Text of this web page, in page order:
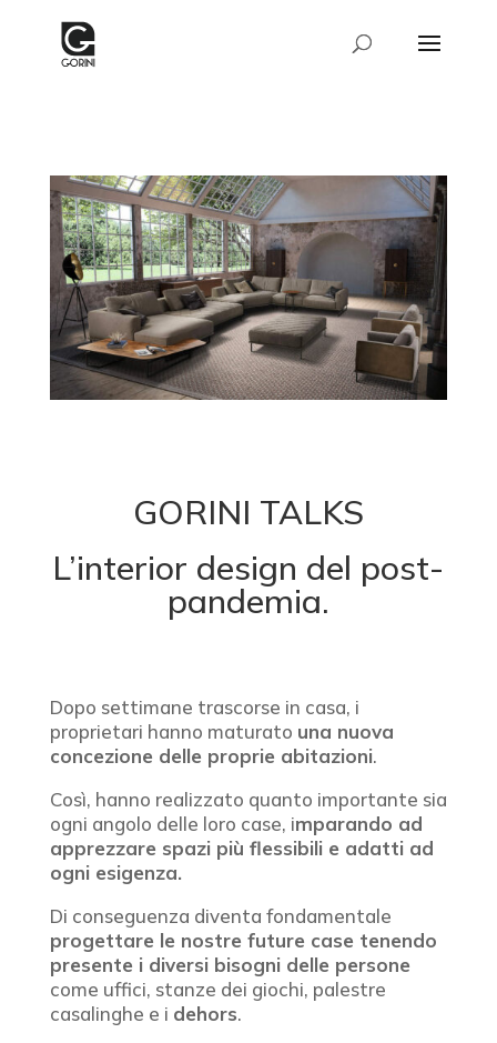
GORINI TALKS
L’interior design del post-
pandemia.
Dopo settimane trascorse in casa, i
proprietari hanno maturato una nuova
concezione delle proprie abitazioni.
Così, hanno realizzato quanto importante sia
ogni angolo delle loro case, imparando ad
apprezzare spazi più flessibili e adatti ad
ogni esigenza.
Di conseguenza diventa fondamentale
progettare le nostre future case tenendo
presente i diversi bisogni delle persone
come uffici, stanze dei giochi, palestre
casalinghe e i dehors.